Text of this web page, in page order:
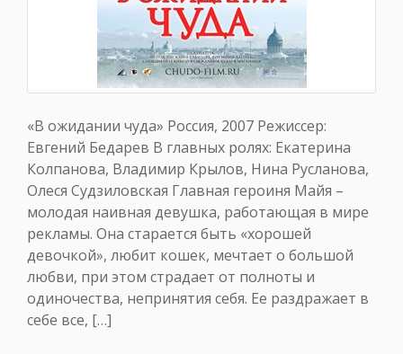
«В ожидании чуда» Россия, 2007 Режиссер:
Евгений Бедарев В главных ролях: Екатерина
Колпанова, Владимир Крылов, Нина Русланова,
Олеся Судзиловская Главная героиня Майя –
молодая наивная девушка, работающая в мире
рекламы. Она старается быть «хорошей
девочкой», любит кошек, мечтает о большой
любви, при этом страдает от полноты и
одиночества, непринятия себя. Ее раздражает в
себе все, […]